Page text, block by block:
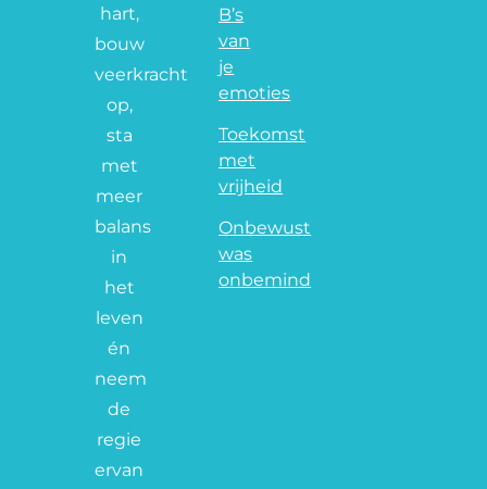
hart,
bouw
veerkracht
op,
sta
met
meer
balans
in
het
leven
én
neem
de
regie
ervan
B’s
van
je
emoties
Toekomst
met
vrijheid
Onbewust
was
onbemind